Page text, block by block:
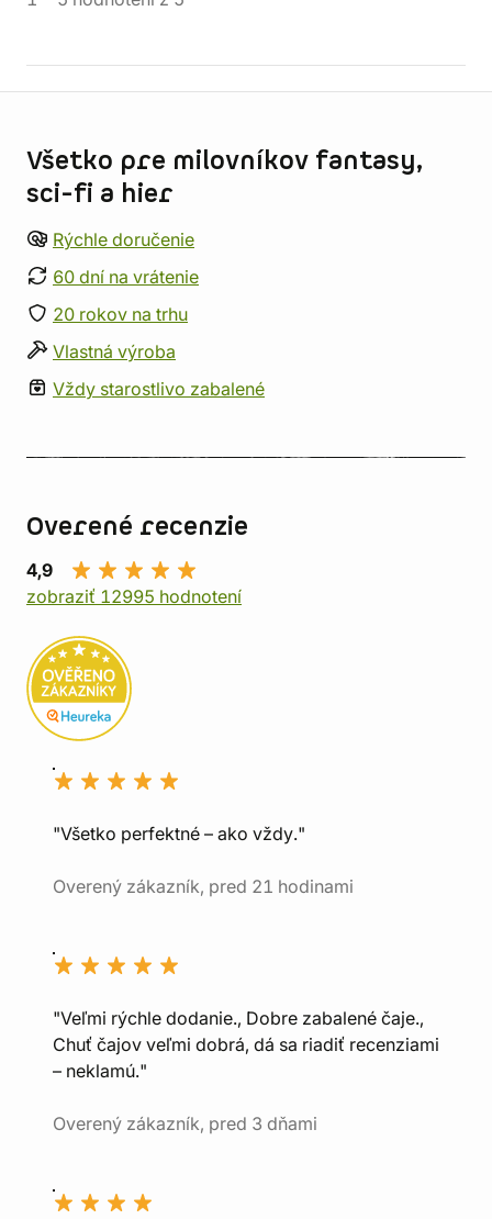
Všetko pre milovníkov fantasy,
sci-fi a hier
Rýchle doručenie
60 dní na vrátenie
20 rokov na trhu
Vlastná výroba
Vždy starostlivo zabalené
Overené recenzie
4,9
zobraziť 12995 hodnotení
"Všetko perfektné – ako vždy."
Overený zákazník, pred 21 hodinami
"Veľmi rýchle dodanie., Dobre zabalené čaje.,
Chuť čajov veľmi dobrá, dá sa riadiť recenziami
– neklamú."
Overený zákazník, pred 3 dňami